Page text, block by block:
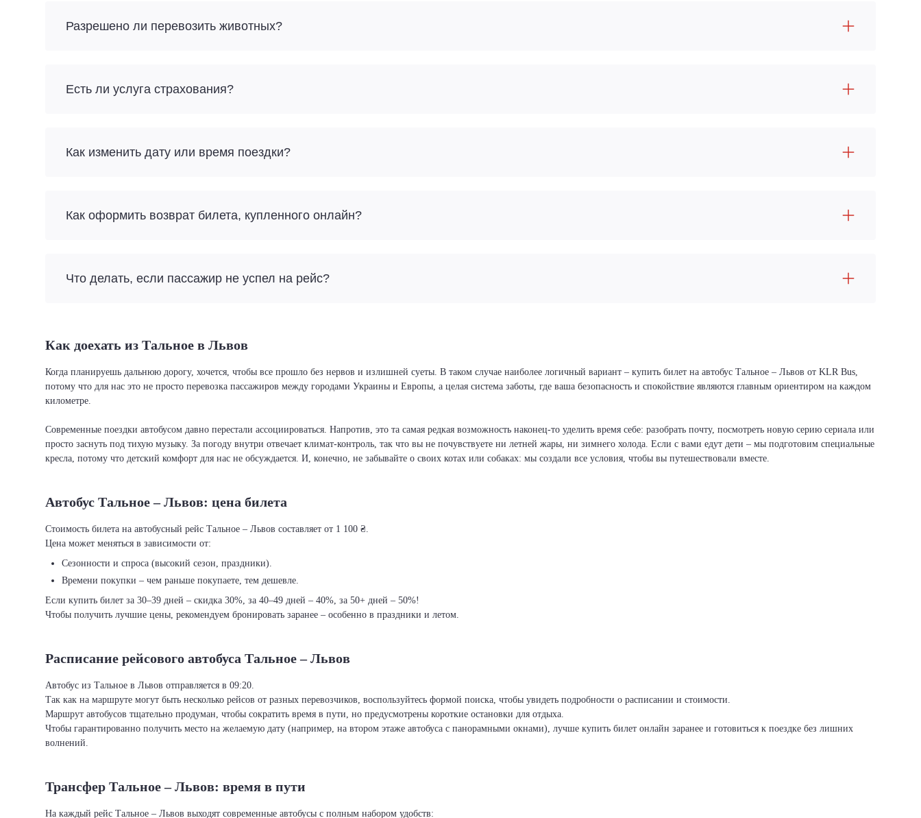
Разрешено ли перевозить животных?
Есть ли услуга страхования?
Как изменить дату или время поездки?
Как оформить возврат билета, купленного онлайн?
Что делать, если пассажир не успел на рейс?
Как доехать из Тальное в Львов
Когда планируешь дальнюю дорогу, хочется, чтобы все прошло без нервов и излишней суеты. В таком случае наиболее логичный вариант – купить билет на автобус Тальное – Львов от KLR Bus,
потому что для нас это не просто перевозка пассажиров между городами Украины и Европы, а целая система заботы, где ваша безопасность и спокойствие являются главным ориентиром на каждом
километре.
Современные поездки автобусом давно перестали ассоциироваться. Напротив, это та самая редкая возможность наконец-то уделить время себе: разобрать почту, посмотреть новую серию сериала или
просто заснуть под тихую музыку. За погоду внутри отвечает климат-контроль, так что вы не почувствуете ни летней жары, ни зимнего холода. Если с вами едут дети – мы подготовим специальные
кресла, потому что детский комфорт для нас не обсуждается. И, конечно, не забывайте о своих котах или собаках: мы создали все условия, чтобы вы путешествовали вместе.
Автобус Тальное – Львов: цена билета
Стоимость билета на автобусный рейс Тальное – Львов составляет от 1 100 ₴.
Цена может меняться в зависимости от:
Сезонности и спроса (высокий сезон, праздники).
Времени покупки – чем раньше покупаете, тем дешевле.
Если купить билет за 30–39 дней – скидка 30%, за 40–49 дней – 40%, за 50+ дней – 50%!
Чтобы получить лучшие цены, рекомендуем бронировать заранее – особенно в праздники и летом.
Расписание рейсового автобуса Тальное – Львов
Автобус из Тальное в Львов отправляется в 09:20.
Так как на маршруте могут быть несколько рейсов от разных перевозчиков, воспользуйтесь формой поиска, чтобы увидеть подробности о расписании и стоимости.
Маршрут автобусов тщательно продуман, чтобы сократить время в пути, но предусмотрены короткие остановки для отдыха.
Чтобы гарантированно получить место на желаемую дату (например, на втором этаже автобуса с панорамными окнами), лучше купить билет онлайн заранее и готовиться к поездке без лишних
волнений.
Трансфер Тальное – Львов: время в пути
На каждый рейс Тальное – Львов выходят современные автобусы с полным набором удобств: